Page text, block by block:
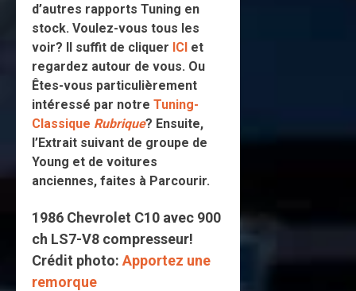
d’autres rapports Tuning en
stock. Voulez-vous tous les
voir? Il suffit de cliquer ICI et
regardez autour de vous. Ou
Êtes-vous particulièrement
intéressé par notre Tuning-
Classique Rubrique? Ensuite,
l’Extrait suivant de groupe de
Young et de voitures
anciennes, faites à Parcourir.
1986 Chevrolet C10 avec 900
ch LS7-V8 compresseur!
Crédit photo: Apportez une
remorque